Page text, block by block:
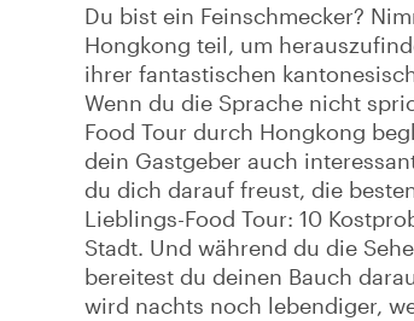
Du bist ein Feinschmecker?
Hongkong teil, um
ihrer fantastischen
Wenn du die Sprache nicht
Food Tour durch Hongkong
dein Gastgeber auch
du dich darauf freust, die
Lieblings-Food Tour: 10
Stadt. Und während du die
bereitest du deinen Bauch
wird nachts noch lebendiger,